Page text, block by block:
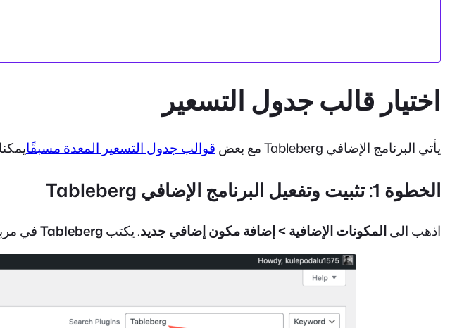
اختيار قالب جدول التسعير
يأتي البرنامج الإضافي Tableberg مع بعض قوالب جدول التسعير المعدة مسبقًا
الخطوة 1: تثبيت وتفعيل البرنامج الإضافي Tableberg
اذهب الىالمكونات الإضافية > إضافة مكون إضافي جديد. يكتب Tablebergفي